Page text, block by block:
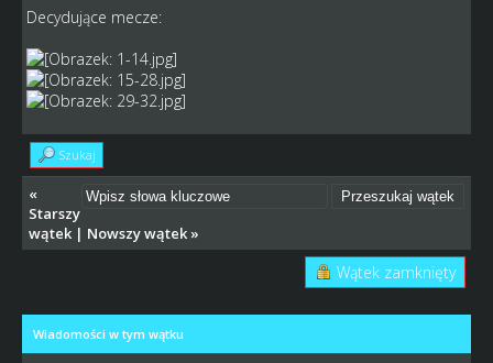
Decydujące mecze:
Szukaj
«
Starszy
wątek| Nowszy wątek»
Wątek zamknięty
Wiadomości w tym wątku